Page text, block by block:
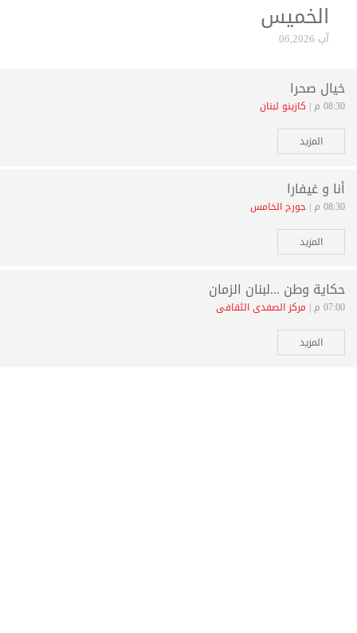
الخميس
آب 06,2026
خيال صحرا
08:30 م |
كازينو لبنان
المزيد
أنا و غيفارا
08:30 م |
جورج الخامس
المزيد
حكاية وطن ...لبنان الزمان
07:00 م |
مركز الصفدي الثقافي
المزيد